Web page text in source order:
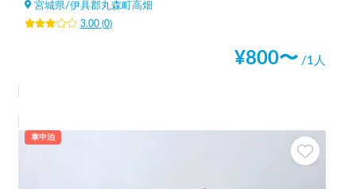
宮城県/伊具郡丸森町高畑
3.00(0)
¥800〜 /1人
車中泊